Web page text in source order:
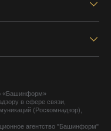
«Башинформ»
в сфере связи,
(Роскомнадзор),
агентство "Башинформ"